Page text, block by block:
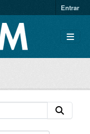
Entrar